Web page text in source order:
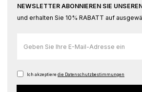
NEWSLETTER ABONNIEREN SIE
und erhalten Sie 10% RABATT auf
für
unseren
Ich akzeptiere die Datenschutzbestimmungen